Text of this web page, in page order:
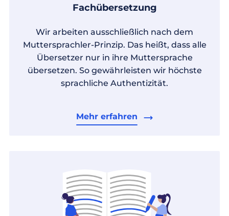
Fachübersetzung
Wir arbeiten ausschließlich nach dem
Muttersprachler-Prinzip. Das heißt, dass alle
Übersetzer nur in ihre Muttersprache
übersetzen. So gewährleisten wir höchste
sprachliche Authentizität.
Mehr erfahren